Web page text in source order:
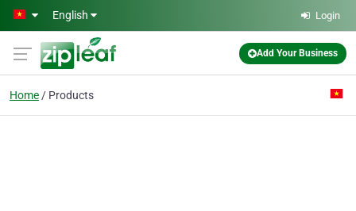
Skip to main content
English Login
Add Your Business
Home Products